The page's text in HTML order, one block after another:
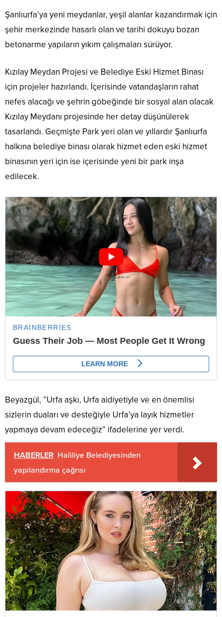
Şanlıurfa’ya yeni meydanlar, yeşil alanlar kazandırmak için
şehir merkezinde hasarlı olan ve tarihi dokuyu bozan
betonarme yapıların yıkım çalışmaları sürüyor.
Kızılay Meydan Projesi ve Belediye Eski Hizmet Binası
için projeler hazırlandı. İçerisinde vatandaşların rahat
nefes alacağı ve şehrin göbeğinde bir sosyal alan olacak
Kızılay Meydanı projesinde her detay düşünülerek
tasarlandı. Geçmişte Park yeri olan ve yıllardır Şanlıurfa
halkına belediye binası olarak hizmet eden eski hizmet
binasının yeri için ise içerisinde yeni bir park inşa
edilecek.
Beyazgül, ”Urfa aşkı, Urfa aidiyetiyle ve en önemlisi
sizlerin duaları ve desteğiyle Urfa’ya layık hizmetler
yapmaya devam edeceğiz” ifadelerine yer verdi.
HABERLER Haliliye Belediyesinden
yapılandırma çağrısı